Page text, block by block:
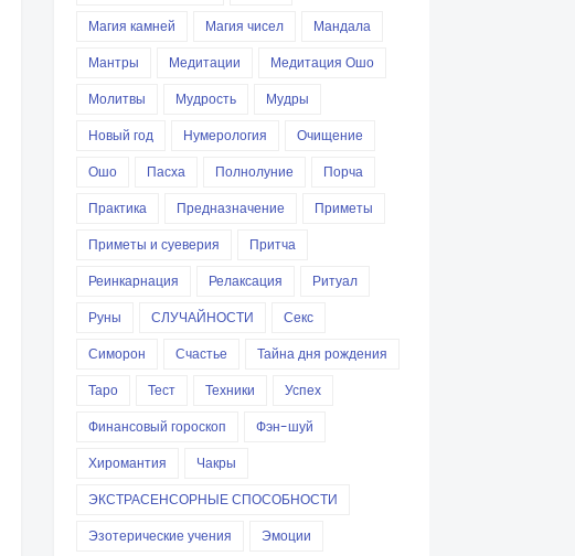
Магия камней
Магия чисел
Мандала
Мантры
Медитации
Медитация Ошо
Молитвы
Мудрость
Мудры
Новый год
Нумерология
Очищение
Ошо
Пасха Полнолуние
Порча
Практика
Предназначение
Приметы
Приметы и суеверия
Притча
Реинкарнация
Релаксация
Ритуал
Руны
СЛУЧАЙНОСТИ
Секс
Симорон
Счастье
Тайна дня рождения
Таро
Тест Техники
Успех
Финансовый гороскоп
Фэн-шуй
Хиромантия
Чакры
ЭКСТРАСЕНСОРНЫЕ СПОСОБНОСТИ
Эзотерические учения
Эмоции